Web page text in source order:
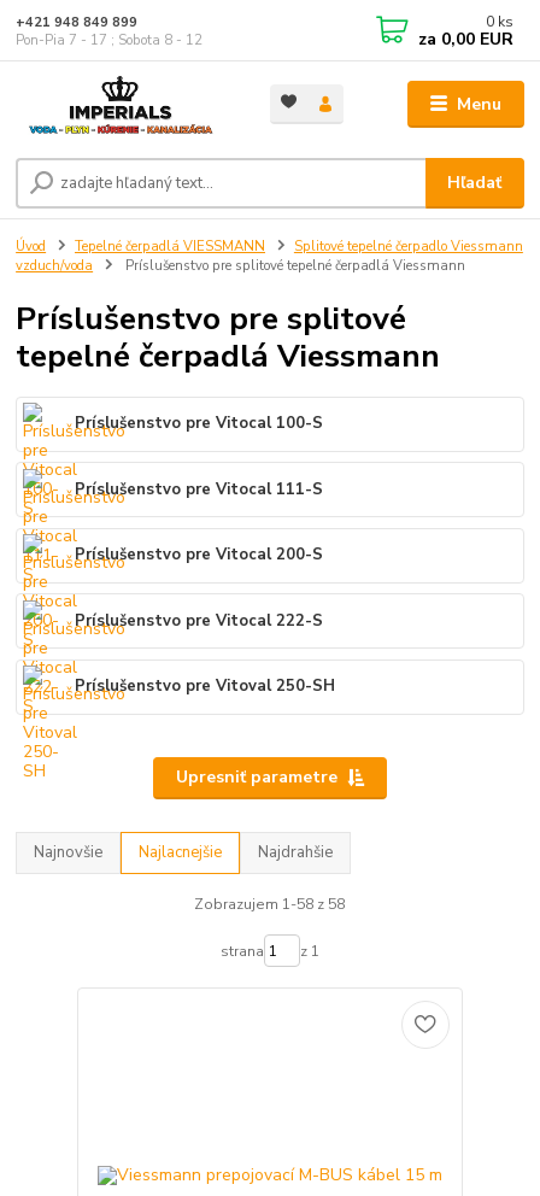
Menu
Hľadať
+421 948 849 899
Pon-Pia 7 - 17 ; Sobota 8 - 12
0 ks
za 0,00 EUR
Úvod Tepelné čerpadlá VIESSMANN
Splitové tepelné čerpadlo Viessmann
vzduch/voda
Príslušenstvo pre splitové tepelné čerpadlá Viessmann
Príslušenstvo pre splitové
tepelné čerpadlá Viessmann
Príslušenstvo pre Vitocal 100-S
Príslušenstvo pre Vitocal 111-S
Príslušenstvo pre Vitocal 200-S
Príslušenstvo pre Vitocal 222-S
Príslušenstvo pre Vitoval 250-SH
Upresniť parametre
Najnovšie Najlacnejšie Najdrahšie
Zobrazujem 1-58 z 58
strana z 1